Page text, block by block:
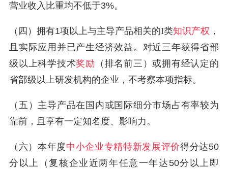
营业收入比重均不低于3%。
（四）拥有1项以上与主导产品相关的Ι类知识产权 ，
且实际应用并已产生经济效益。对近三年获得省部
级以上科学技术奖励 （排名前三）或拥有经认定的
省部级以上研发机构的企业，不考察本项指标。
（五）主导产品在国内或国际细分市场占有率较为
靠前，且享有一定知名度、影响力。
（六）本年度中小企业专精特新发展评价得分达50
分以上（复核企业近两年任意一年达 50分以上即